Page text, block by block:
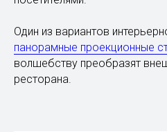
Один из вариантов
панорамные проекционные
волшебству преобразят
ресторана.